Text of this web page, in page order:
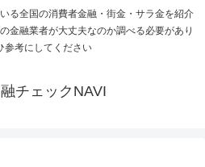
る全国の消費者金融・街金・サラ金を紹介
金融業者が大丈夫なのか調べる必要があり
参考にしてください
チェックNAVI